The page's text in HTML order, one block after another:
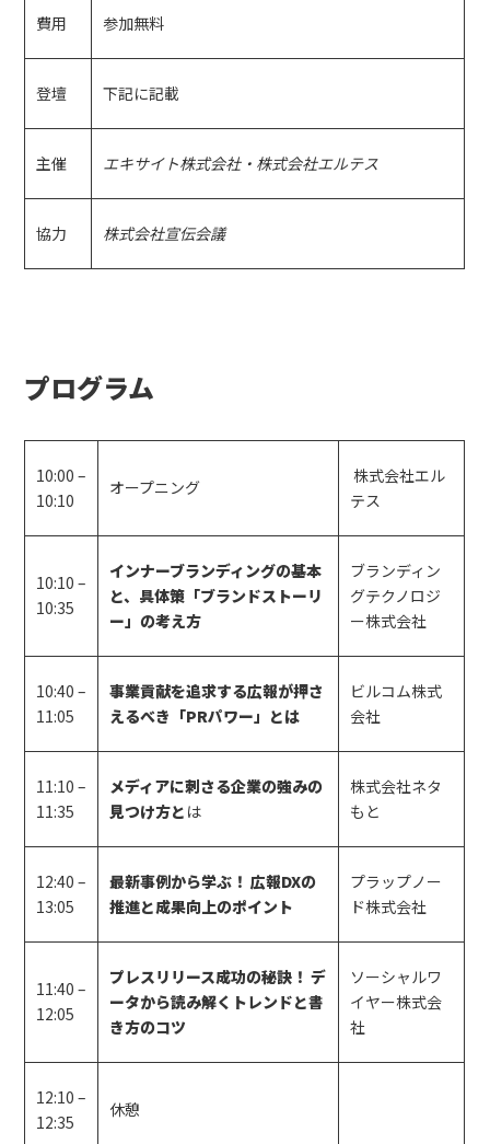
費用 参加無料
登壇 下記に記載
主催 エキサイト株式会社・株式会社エルテス
協力 株式会社宣伝会議
プログラム
10:00 –
10:10
オープニング
株式会社エル
テス
10:10 –
10:35
インナーブランディングの基本
と、具体策「ブランドストーリ
ー」の考え方
ブランディン
グテクノロジ
ー株式会社
10:40 –
11:05
事業貢献を追求する広報が押さ
えるべき「PRパワー」とは
ビルコム株式
会社
11:10 –
11:35
メディアに刺さる企業の強みの
見つけ方と は
株式会社ネタ
もと
12:40 –
13:05
最新事例から学ぶ！ 広報DXの
推進と成果向上のポイント
プラップノー
ド株式会社
11:40 –
12:05
プレスリリース成功の秘訣！ デ
ータから読み解くトレンドと書
き方のコツ
ソーシャルワ
イヤー株式会
社
12:10 –
12:35
休憩